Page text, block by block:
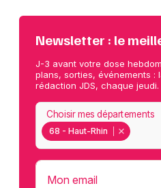
Newsletter : le
J-3 avant votre dose
plans, sorties, événements :
rédaction JDS, chaque jeudi.
68 - Haut-Rhin
Choisir mes départements
Mon email